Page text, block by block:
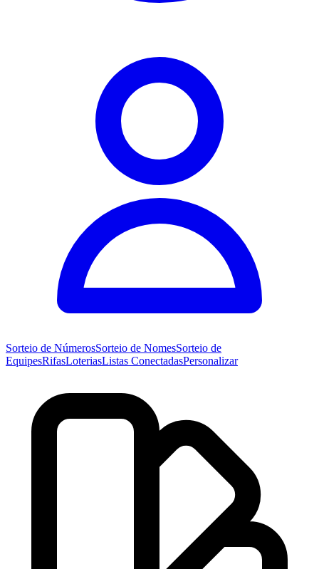
Sorteio de NúmerosSorteio de NomesSorteio de
EquipesRifasLoteriasListas ConectadasPersonalizar